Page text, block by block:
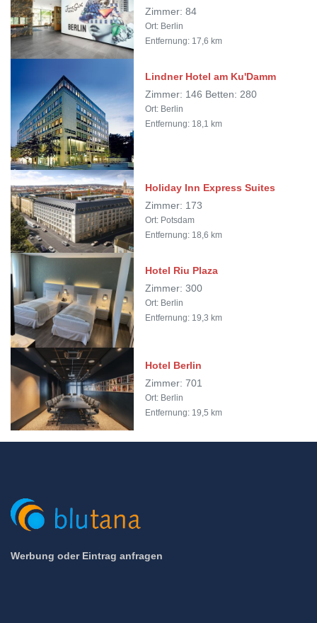
Zimmer: 84
Ort: Berlin
Entfernung: 17,6 km
Lindner Hotel am Ku'Damm
Zimmer: 146 Betten: 280
Ort: Berlin
Entfernung: 18,1 km
Holiday Inn Express Suites
Zimmer: 173
Ort: Potsdam
Entfernung: 18,6 km
Hotel Riu Plaza
Zimmer: 300
Ort: Berlin
Entfernung: 19,3 km
Hotel Berlin
Zimmer: 701
Ort: Berlin
Entfernung: 19,5 km
Werbung oder Eintrag anfragen